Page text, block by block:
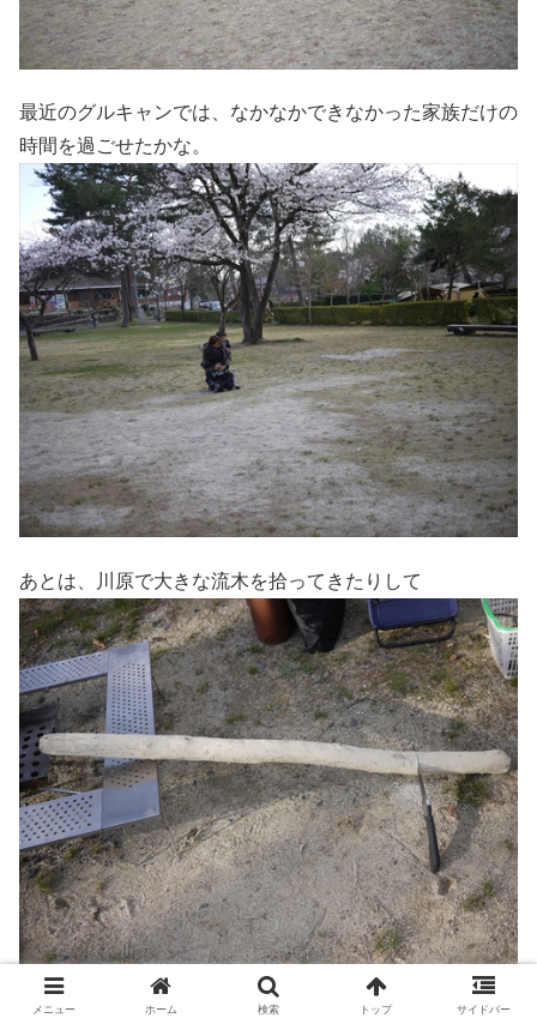
最近のグルキャンでは、なかなかできなかった家族だけの
時間を過ごせたかな。
あとは、川原で大きな流木を拾ってきたりして
焚き火台に乗せるためにのこぎりで切ったりしました～
メニュー ホーム 検索 トップ サイドバー